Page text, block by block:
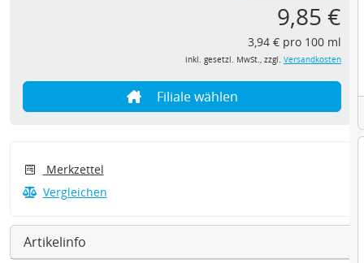
9,85 €
3,94 € pro 100 ml
inkl. gesetzl. MwSt., zzgl. Versandkosten
Filiale wählen
Merkzettel
Vergleichen
Artikelinfo